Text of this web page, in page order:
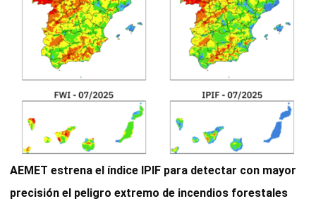
AEMET estrena el índice IPIF para detectar con mayor
precisión el peligro extremo de incendios forestales